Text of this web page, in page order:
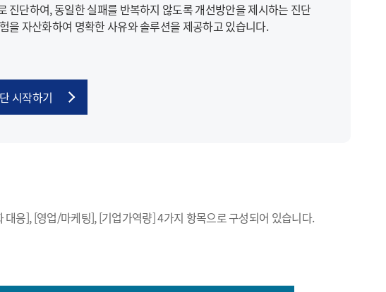
단하여, 동일한 실패를 반복하지 않도록 개선방안을 제시하는 진단
을 자산화하여 명확한 사유와 솔루션을 제공하고 있습니다.
시작하기
응], [영업/마케팅], [기업가역량] 4가지 항목으로 구성되어 있습니다.